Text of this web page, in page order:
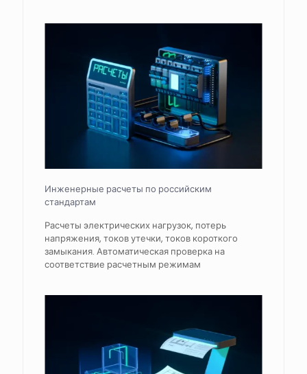
Инженерные расчеты по российским
стандартам
Расчеты электрических нагрузок, потерь
напряжения, токов утечки, токов короткого
замыкания. Автоматическая проверка на
соответствие расчетным режимам